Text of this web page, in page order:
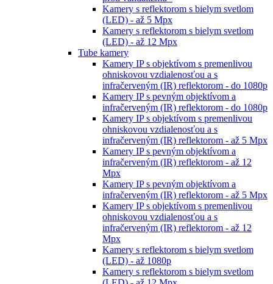
Kamery s reflektorom s bielym svetlom
(LED) - až 5 Mpx
Kamery s reflektorom s bielym svetlom
(LED) - až 12 Mpx
Tube kamery
Kamery IP s objektívom s premenlivou
ohniskovou vzdialenosťou a s
infračerveným (IR) reflektorom - do 1080p
Kamery IP s pevným objektívom a
infračerveným (IR) reflektorom - do 1080p
Kamery IP s objektívom s premenlivou
ohniskovou vzdialenosťou a s
infračerveným (IR) reflektorom - až 5 Mpx
Kamery IP s pevným objektívom a
infračerveným (IR) reflektorom - až 12
Mpx
Kamery IP s pevným objektívom a
infračerveným (IR) reflektorom - až 5 Mpx
Kamery IP s objektívom s premenlivou
ohniskovou vzdialenosťou a s
infračerveným (IR) reflektorom - až 12
Mpx
Kamery s reflektorom s bielym svetlom
(LED) - až 1080p
Kamery s reflektorom s bielym svetlom